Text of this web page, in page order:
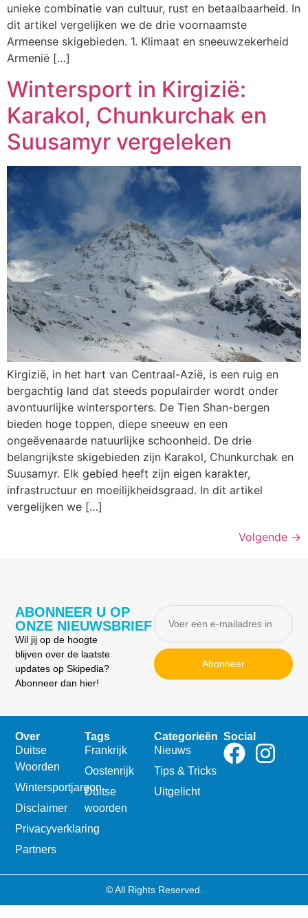
unieke combinatie van cultuur, rust en betaalbaarheid. In
dit artikel vergelijken we de drie voornaamste
Armeense skigebieden. 1. Klimaat en sneeuwzekerheid
Armenië […]
Wintersport in Kirgizië:
Karakol, Chunkurchak en
Suusamyr vergeleken
Kirgizië, in het hart van Centraal-Azië, is een ruig en
bergachtig land dat steeds populairder wordt onder
avontuurlijke wintersporters. De Tien Shan-bergen
bieden hoge toppen, diepe sneeuw en een
ongeëvenaarde natuurlijke schoonheid. De drie
belangrijkste skigebieden zijn Karakol, Chunkurchak en
Suusamyr. Elk gebied heeft zijn eigen karakter,
infrastructuur en moeilijkheidsgraad. In dit artikel
vergelijken we […]
Volgende →
ABONNEER U OP
ONZE NIEUWSBRIEF
Wil jij op de hoogte
blijven over de laatste
updates op Skipedia?
Abonneer dan hier!
Abonneer
Over
Duitse
Woorden
Wintersportjargon
Disclaimer
Privacyverklaring
Partners
Tags
Frankrijk
Oostenrijk
Duitse
woorden
Categorieën
Nieuws
Tips & Tricks
Uitgelicht
Social
© All Rights Reserved.